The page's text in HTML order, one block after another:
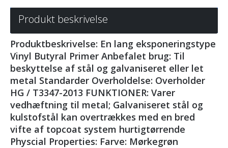
Produkt beskrivelse
Produktbeskrivelse: En lang eksponeringstype
Vinyl Butyral Primer Anbefalet brug: Til
beskyttelse af stål og galvaniseret eller let
metal Standarder Overholdelse: Overholder
HG / T3347-2013 FUNKTIONER: Varer
vedhæftning til metal; Galvaniseret stål og
kulstofstål kan overtrækkes med en bred
vifte af topcoat system hurtigtørrende
Physcial Properties: Farve: Mørkegrøn